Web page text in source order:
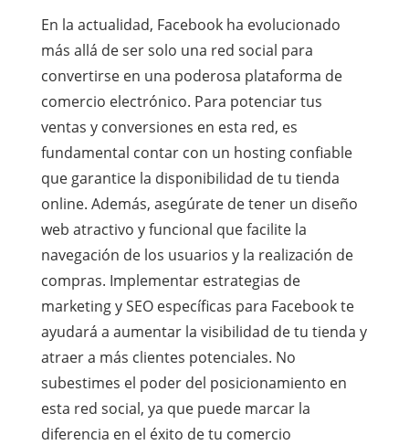
En la actualidad, Facebook ha evolucionado
más allá de ser solo una red social para
convertirse en una poderosa plataforma de
comercio electrónico. Para potenciar tus
ventas y conversiones en esta red, es
fundamental contar con un hosting confiable
que garantice la disponibilidad de tu tienda
online. Además, asegúrate de tener un diseño
web atractivo y funcional que facilite la
navegación de los usuarios y la realización de
compras. Implementar estrategias de
marketing y SEO específicas para Facebook te
ayudará a aumentar la visibilidad de tu tienda y
atraer a más clientes potenciales. No
subestimes el poder del posicionamiento en
esta red social, ya que puede marcar la
diferencia en el éxito de tu comercio